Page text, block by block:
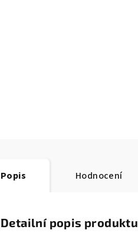
Popis Hodnocení
Detailní popis produktu